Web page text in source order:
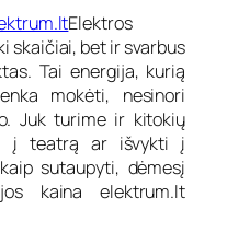
Elektros
skaičiai, bet ir svarbus
Tai energija, kurią
mokėti, nesinori
Juk turime ir kitokių
į teatrą ar išvykti į
sutaupyti, dėmesį
kaina elektrum.lt